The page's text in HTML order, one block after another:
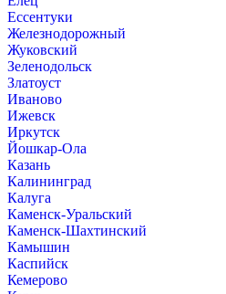
Ессентуки
Железнодорожный
Жуковский
Зеленодольск
Златоуст
Иваново
Ижевск
Иркутск
Йошкар-Ола
Казань
Калининград
Калуга
Каменск-Уральский
Каменск-Шахтинский
Камышин
Каспийск
Кемерово